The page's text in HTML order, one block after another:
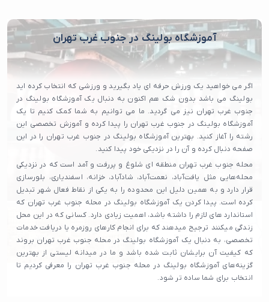
آموزشگاه بولینگ در جنوب غرب تهران
اگر می خواهید یک ورزش حرفه ای یاد بگیرید و ورزشی که انتخاب کرده اید
بولینگ می باشد بدون شک هم اکنون به دنبال یک آموزشگاه بولینگ در
جنوب غرب تهران نیز می گردید. ما می توانیم به شما کمک کنیم تا یک
آموزشگاه بولینگ در جنوب غرب تهران را پیدا کرده و آموزش تخصصی این
رشته را آغاز کنید. بهترین آموزشگاه بولینگ در جنوب غرب تهران را در این
صفحه دنبال کرده و آن را در نزدیکی خود پیدا کنید.
محله جنوب غرب تهران منطقه ای شلوغ و پررفت و آمد است که در نزدیکی
محله‌هایی مثل یافت‌آباد، نعمت‌آباد، شادآباد، خزانه، اسفندیاری، بلورسازی
قرار دارد و به همین دلیل این محدوده را به یکی از نقاط فعال شهر تبدیل
کرده است. پیدا کردن یک آموزشگاه بولینگ در محله جنوب غرب تهران که
استاندارد های لازم را داشته باشد، اهمیت زیادی دارد. کسانی که در این محل
زندگی میکنند ترجیح میدهند که برای انجام کارهای روزمره یا دریافت خدمات
تخصصی، به دنبال یک آموزشگاه بولینگ در محله جنوب غرب تهران بروند
که کیفیت آن برایشان ثابت شده باشد و ما در میدانه لیستی از بهترین
گزینه‌های آموزشگاه بولینگ در محله جنوب غرب تهران را معرفی کردیم تا
انتخاب برای شما ساده‌ تر شود.